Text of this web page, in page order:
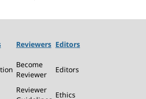
Reviewers Editors
Become
Reviewer
Editors
Reviewer
Ethics